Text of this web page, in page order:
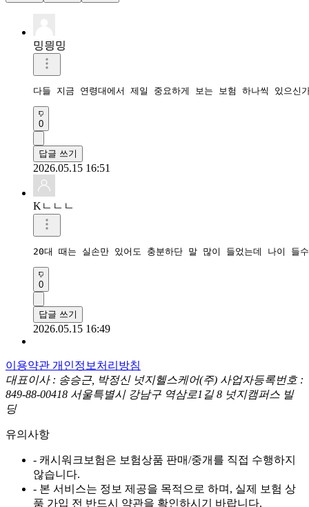
밍믱밍
다들 지금 연령대에서 제일 중요하게 보는 보험 하나씩 있으신
0
답글 쓰기
2026.05.15 16:51
Kㄴㄴㄴ
20대 때는 실손만 있어도 충분하단 말 많이 들었는데 나이 들
0
답글 쓰기
2026.05.15 16:49
이용약관 개인정보처리방침
대표이사 : 송승근, 박정신 넛지헬스케어(주) 사업자등록번호 :
849-88-00418 서울특별시 강남구 역삼로1길 8 넛지캠퍼스 빌
딩
유의사항
- 캐시워크보험은 보험상품 판매/중개를 직접 수행하지
않습니다.
- 본 서비스는 정보 제공을 목적으로 하며, 실제 보험 상
품 가입 전 반드시 약관을 확인하시기 바랍니다.